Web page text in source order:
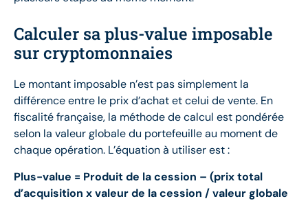
Calculer sa plus-value imposable
sur cryptomonnaies
Le montant imposable n’est pas simplement la
différence entre le prix d’achat et celui de vente. En
fiscalité française, la méthode de calcul est pondérée
selon la valeur globale du portefeuille au moment de
chaque opération. L’équation à utiliser est :
Plus-value = Produit de la cession – (prix total
d’acquisition x valeur de la cession / valeur globale